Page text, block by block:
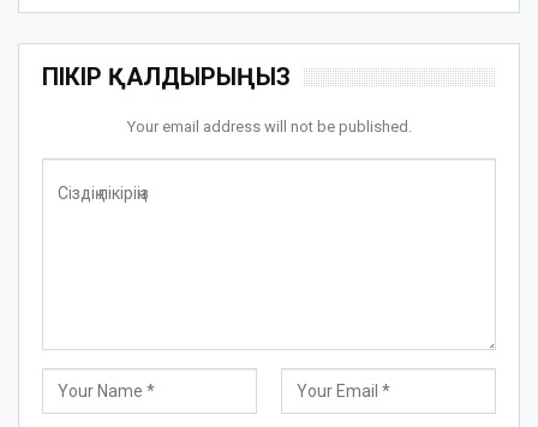
ПІКІР ҚАЛДЫРЫҢЫЗ
Your email address will not be published.